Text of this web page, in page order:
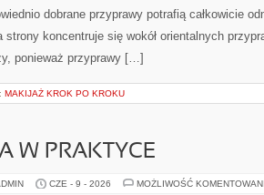
dobrane przyprawy potrafią całkowicie
strony koncentruje się wokół orientalnych
ponieważ przyprawy […]
MAKIJAŻ KROK PO KROKU
W PRAKTYCE
CZE - 9 - 2026 MOŻLIWOŚĆ